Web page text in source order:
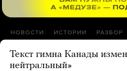
НОВОСТИ ИСТОРИИ РАЗБОР
Текст гимна Канады
нейтральный»